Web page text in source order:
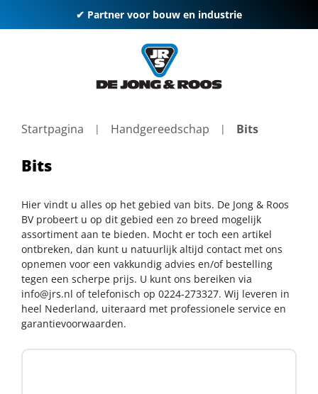
✔ Partner voor bouw en industrie
Startpagina Handgereedschap Bits
Bits
Hier vindt u alles op het gebied van bits. De Jong & Roos
BV probeert u op dit gebied een zo breed mogelijk
assortiment aan te bieden. Mocht er toch een artikel
ontbreken, dan kunt u natuurlijk altijd contact met ons
opnemen voor een vakkundig advies en/of bestelling
tegen een scherpe prijs. U kunt ons bereiken via
info@jrs.nl of telefonisch op 0224-273327. Wij leveren in
heel Nederland, uiteraard met professionele service en
garantievoorwaarden.